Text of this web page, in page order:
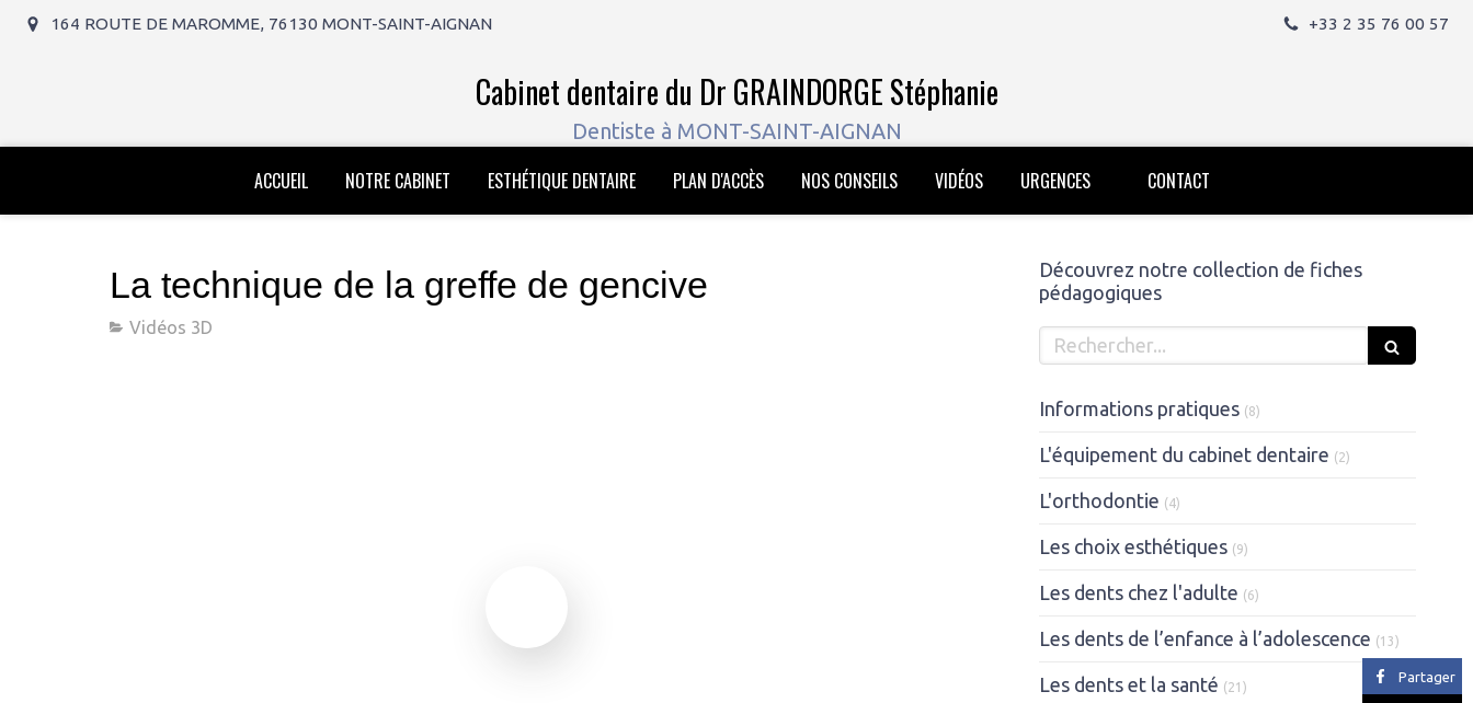
164 ROUTE DE MAROMME, 76130 MONT-SAINT-AIGNAN +33 2 35 76 00 57
Cabinet dentaire du Dr GRAINDORGE Stéphanie
Dentiste à MONT-SAINT-AIGNAN
ACCUEIL NOTRE CABINET ESTHÉTIQUE DENTAIRE PLAN D'ACCÈS NOS CONSEILS VIDÉOS URGENCES CONTACT
La technique de la greffe de gencive
Vidéos 3D
Partager
Découvrez notre collection de fiches
pédagogiques
Rechercher
Informations pratiques (8)
L'équipement du cabinet dentaire (2)
L'orthodontie (4)
Les choix esthétiques (9)
Les dents chez l'adulte (6)
Les dents de l’enfance à l’adolescence (13)
Les dents et la santé (21)